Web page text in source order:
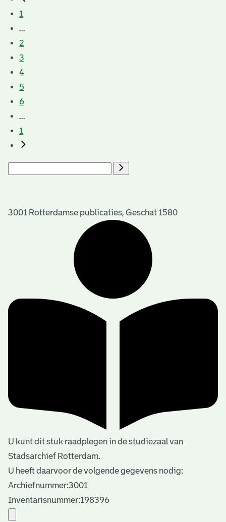
1
...
2
3
4
5
6
...
1
3001 Rotterdamse publicaties, Geschat 1580
U kunt dit stuk raadplegen in de studiezaal van
Stadsarchief Rotterdam.
U heeft daarvoor de volgende gegevens nodig:
Archiefnummer:3001
Inventarisnummer:198396